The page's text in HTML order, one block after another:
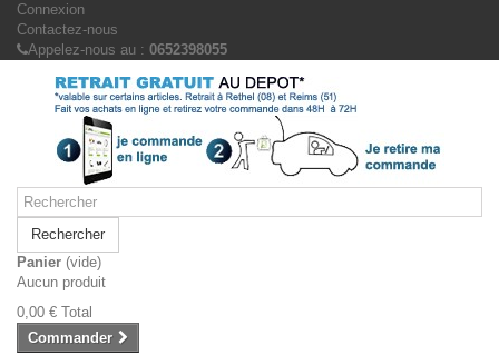
Connexion
Contactez-nous
Appelez-nous au : 0652398055
Rechercher
Panier (vide)
Aucun produit
0,00 € Total
Commander